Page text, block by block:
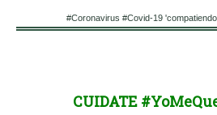
#Coronavirus #Covid-19
CUIDATE